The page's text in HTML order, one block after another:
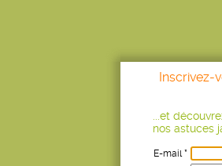
Inscrivez-
...et
nos astuces
E-mail *